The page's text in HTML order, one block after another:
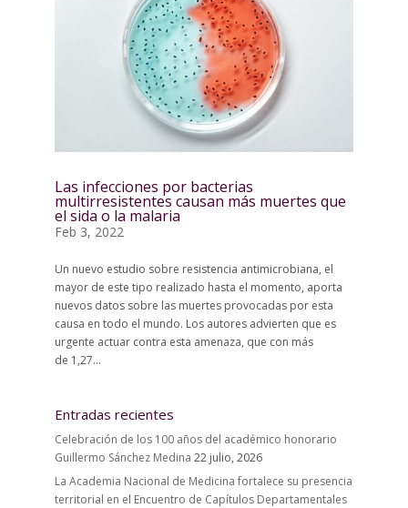
Las infecciones por bacterias
multirresistentes causan más muertes que
el sida o la malaria
Feb 3, 2022
Un nuevo estudio sobre resistencia antimicrobiana, el
mayor de este tipo realizado hasta el momento, aporta
nuevos datos sobre las muertes provocadas por esta
causa en todo el mundo. Los autores advierten que es
urgente actuar contra esta amenaza, que con más
de 1,27...
Entradas recientes
Celebración de los 100 años del académico honorario
Guillermo Sánchez Medina 22 julio, 2026
La Academia Nacional de Medicina fortalece su presencia
territorial en el Encuentro de Capítulos Departamentales